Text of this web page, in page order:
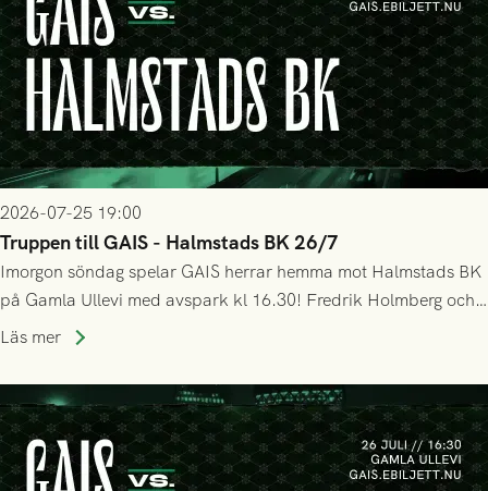
2026-07-25 19:00
Truppen till GAIS - Halmstads BK 26/7
Imorgon söndag spelar GAIS herrar hemma mot Halmstads BK
på Gamla Ullevi med avspark kl 16.30! Fredrik Holmberg och
ledarstaben har tagit ut följande trupp till matchen:
Läs mer